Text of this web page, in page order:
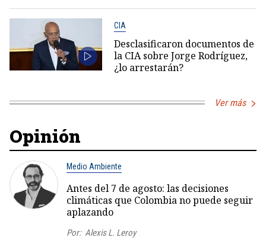
CIA
Desclasificaron documentos de
la CIA sobre Jorge Rodríguez,
¿lo arrestarán?
Ver más
Opinión
Medio Ambiente
Antes del 7 de agosto: las decisiones
climáticas que Colombia no puede seguir
aplazando
Por: Alexis L. Leroy